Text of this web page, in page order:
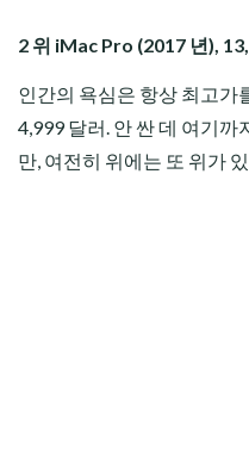
2 위 iMac Pro (2017 년),
인간의 욕심은 항상 최고가
4,999 달러. 안 싼 데 여기까
만, 여전히 위에는 또 위가